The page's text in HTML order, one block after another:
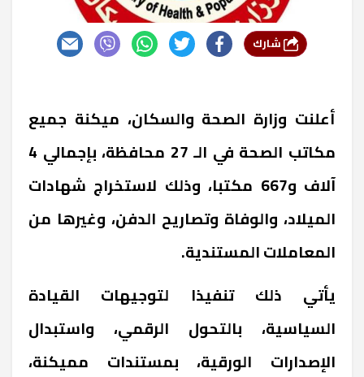
أعلنت وزارة الصحة والسكان، ميكنة جميع
مكاتب الصحة في الـ 27 محافظة، بإجمالي 4
آلاف و667 مكتبا، وذلك لاستخراج شهادات
الميلاد، والوفاة وتصاريح الدفن، وغيرها من
المعاملات المستندية.
يأتي ذلك تنفيذا لتوجيهات القيادة
السياسية، بالتحول الرقمي، واستبدال
الإصدارات الورقية، بمستندات مميكنة،